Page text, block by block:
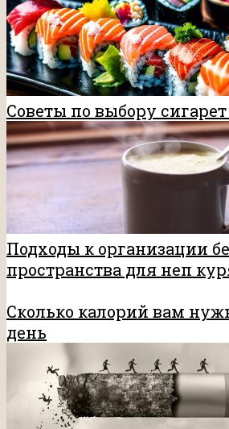
Советы по выбору
Подходы к организации
пространства для неп
Сколько калорий вам
день